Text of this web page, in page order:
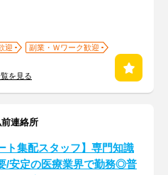
迎
副業・Ｗワーク歓迎
を見る
前連絡所
ト集配スタッフ】専門知識
/安定の医療業界で勤務◎普